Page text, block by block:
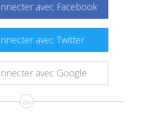
avec Facebook
avec Twitter
avec Google
ou